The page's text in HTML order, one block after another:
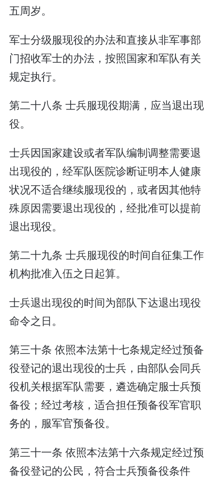
五周岁。
军士分级服现役的办法和直接从非军事部
门招收军士的办法，按照国家和军队有关
规定执行。
第二十八条 士兵服现役期满，应当退出现
役。
士兵因国家建设或者军队编制调整需要退
出现役的，经军队医院诊断证明本人健康
状况不适合继续服现役的，或者因其他特
殊原因需要退出现役的，经批准可以提前
退出现役。
第二十九条 士兵服现役的时间自征集工作
机构批准入伍之日起算。
士兵退出现役的时间为部队下达退出现役
命令之日。
第三十条 依照本法第十七条规定经过预备
役登记的退出现役的士兵，由部队会同兵
役机关根据军队需要，遴选确定服士兵预
备役；经过考核，适合担任预备役军官职
务的，服军官预备役。
第三十一条 依照本法第十六条规定经过预
备役登记的公民，符合士兵预备役条件